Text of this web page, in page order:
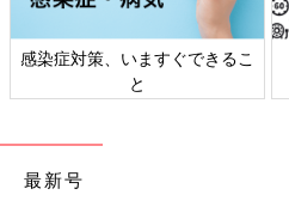
日本外来小児科学会リーフレッ
ト検討会
最新号